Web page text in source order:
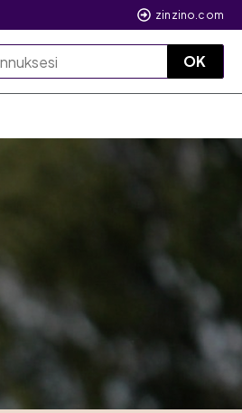
zinzino.com
OK